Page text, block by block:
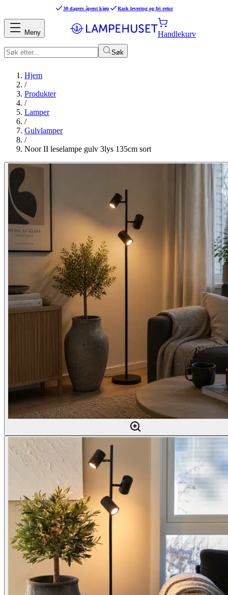
30 dagers åpent kjøp Rask levering og fri retur
Søk
Handlekurv
Meny
Hjem
/
Produkter
/
Lamper
/
Gulvlamper
/
Noor II leselampe gulv 3lys 135cm sort